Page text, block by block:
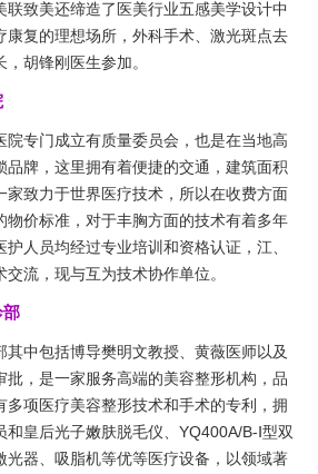
联致美还缔造了医美行业五感美学设计中
康复的理想场所，外科手术、激光斑点去
胡锋刚医生参加。
院专门成立有质量委员会，也是在当地高
品牌，这里拥有着便捷的交通，建筑面积
家致力于世界医疗技术，所以在收费方面
物价标准，对于丰胸方面的技术有着多年
人员均经过专业培训和资格认证，江、
流，现与互为技术协作单位。
部
其中包括博导樊明文教授、黄薇医师以及
批，是一家服务高端的美容整形机构，品
多项医疗美容整形技术和手术的专利，拥
皇后光子嫩肤脱毛仪、YQ400A/B-Ⅰ型双
光器、吸脂机等优等医疗设备，以领域著